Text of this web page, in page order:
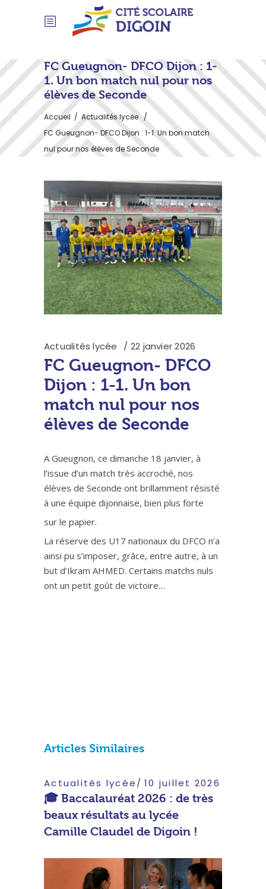
FC Gueugnon- DFCO Dijon : 1-
1. Un bon match nul pour nos
élèves de Seconde
Accueil / Actualités lycée/
FC Gueugnon- DFCO Dijon : 1-1. Un bon match
nul pour nos élèves de Seconde
Actualités lycée 22 janvier 2026
FC Gueugnon- DFCO
Dijon : 1-1. Un bon
match nul pour nos
élèves de Seconde
A Gueugnon, ce dimanche 18 janvier, à
l’issue d’un match très accroché, nos
élèves de Seconde ont brillamment résisté
à une équipe dijonnaise, bien plus forte
sur le papier.
La réserve des U17 nationaux du DFCO n’a
ainsi pu s’imposer, grâce, entre autre, à un
but d’Ikram AHMED. Certains matchs nuls
ont un petit goût de victoire…
Articles Similaires
Actualités lycée 10 juillet 2026
🎓 Baccalauréat 2026 : de très
beaux résultats au lycée
Camille Claudel de Digoin !